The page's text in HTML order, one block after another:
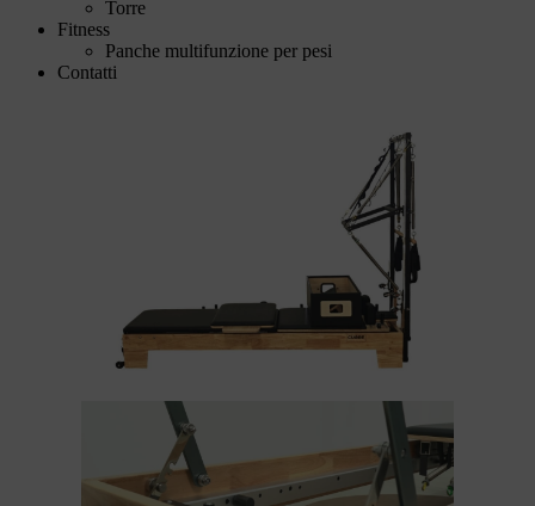
Torre
Fitness
Panche multifunzione per pesi
Contatti